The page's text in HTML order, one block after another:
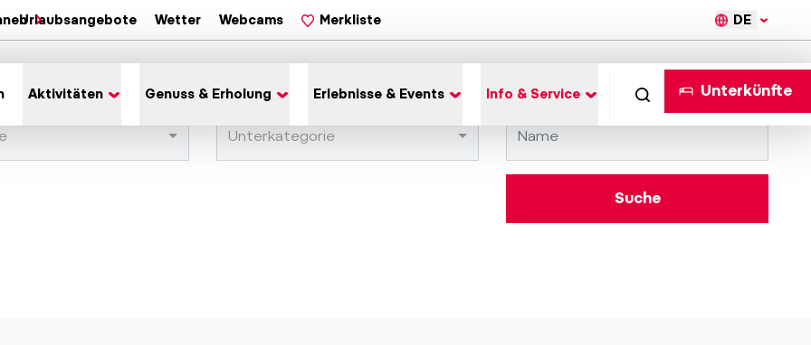
Urlaubsangebote Wetter Webcams Merkliste DE
Aktivitäten Genuss & Erholung Erlebnisse & Events Info & Service Unterkünfte
Unterkategorie
Suche